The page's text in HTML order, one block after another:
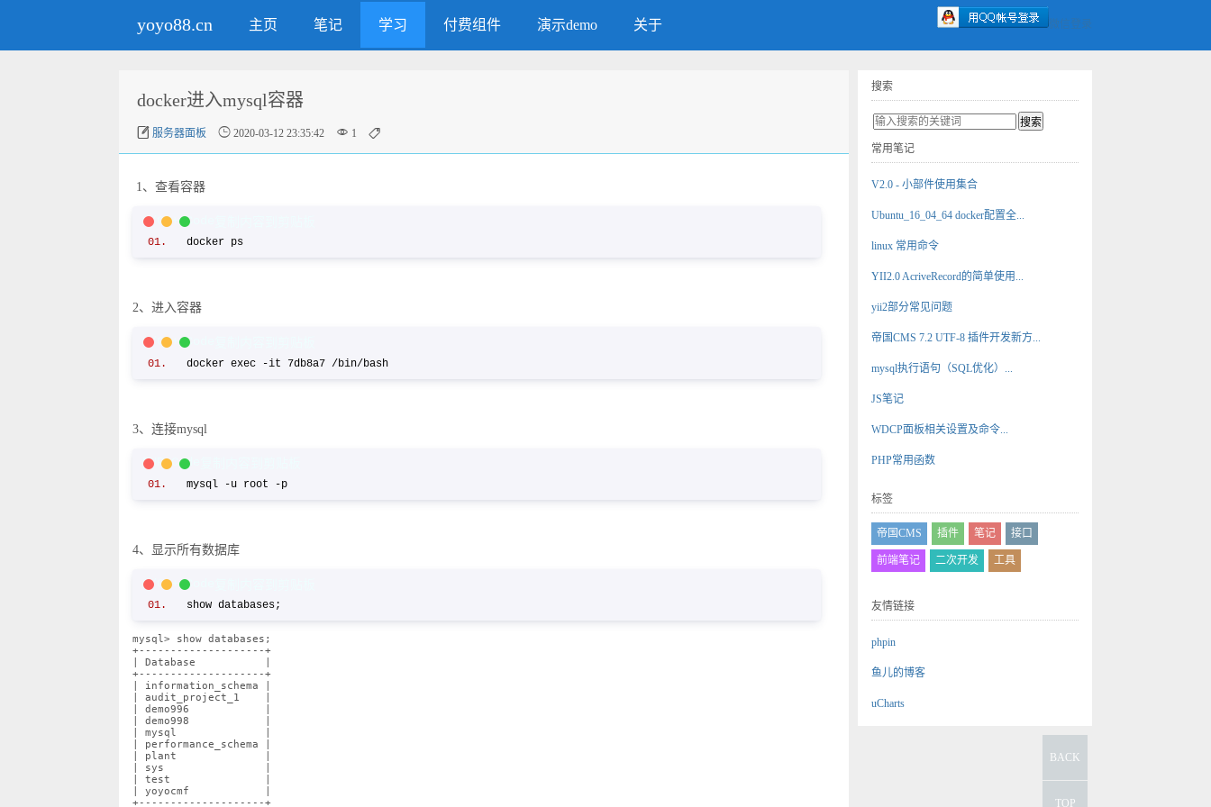
yoyo88.cn 主页 笔记 学习 付费组件 演示demo 关于 微信登录
docker进入mysql容器
 服务器面板  2020-03-12 23:35:42  1 
1、查看容器
C/C++ Code
docker ps
2、进入容器
C/C++ Code
docker exec -it 7db8a7 /bin/bash
3、连接mysql
PHP Code
mysql -u root -p
4、显示所有数据库
C/C++ Code
show databases;
mysql> show databases;
+--------------------+
| Database
+--------------------+
| information_schema |
| audit_project_1
| demo996
| demo998
| mysql
| performance_schema |
| plant
| sys
| test
| yoyocmf
+--------------------+
搜索
常用笔记
V2.0 - 小部件使用集合
Ubuntu_16_04_64 docker配置全...
linux 常用命令
YII2.0 AcriveRecord的简单使用...
yii2部分常见问题
帝国CMS 7.2 UTF-8 插件开发新方...
mysql执行语句（SQL优化）...
JS笔记
WDCP面板相关设置及命令...
PHP常用函数
标签
帝国CMS 插件 笔记 接口
前端笔记 二次开发 工具
友情链接
phpin
鱼儿的博客
uCharts
BACK
TOP